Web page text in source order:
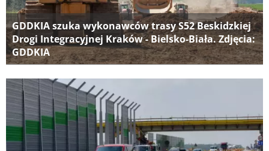
GDDKIA szuka wykonawców trasy S52 Beskidzkiej
Drogi Integracyjnej Kraków - Bielsko-Biała. Zdjęcia:
GDDKIA